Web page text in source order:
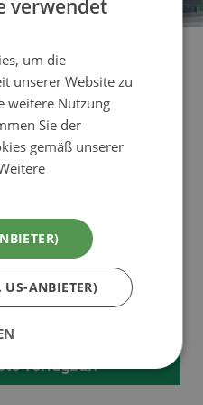
in Wien &
für einen
und Luxus-Chalet in
Chaletangebote im
jetzt online
verfügbar!
verwendet
um die
unserer Website zu
weitere Nutzung
Sie der
gemäß unserer
US-ANBIETER)